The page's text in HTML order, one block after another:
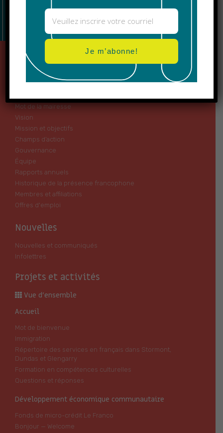
À propos
Qui nous sommes
Mot de la mairesse
Vision
Mission et objectifs
Champs d’action
Gouvernance
Équipe
Rapports annuels
Historique de la présence francophone
Membres et affiliations
Offres d'emploi
Nouvelles
Nouvelles et communiqués
Infolettres
Projets et activités
Vue d’ensemble
Accueil
Mot de bienvenue
Immigration
Répertoire des services en français dans Stormont,
Dundas et Glengarry
Formation en compétences culturelles
Questions et réponses
Développement économique communautaire
Fonds de micro-crédit Le Franco
Bonjour — Welcome
Je m’abonne!